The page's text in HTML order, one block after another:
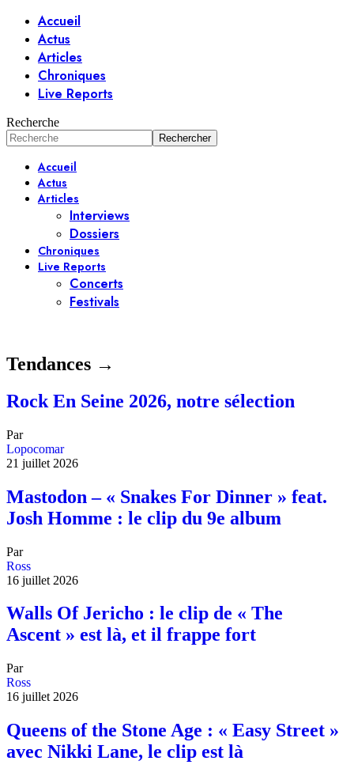
Accueil
Actus
Articles
Chroniques
Live Reports
Recherche
Accueil
Actus
Articles
Interviews
Dossiers
Chroniques
Live Reports
Concerts
Festivals
Tendances →
Rock En Seine 2026, notre sélection
Par
Lopocomar
21 juillet 2026
Mastodon – « Snakes For Dinner » feat.
Josh Homme : le clip du 9e album
Par
Ross
16 juillet 2026
Walls Of Jericho : le clip de « The
Ascent » est là, et il frappe fort
Par
Ross
16 juillet 2026
Queens of the Stone Age : « Easy Street »
avec Nikki Lane, le clip est là